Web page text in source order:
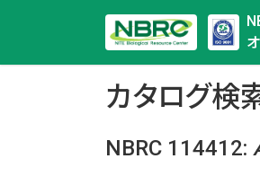
カタログ検
NBRC 114412: